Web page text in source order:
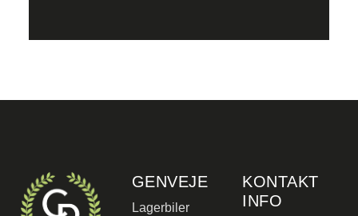
GENVEJE
Lagerbiler
KONTAKT
INFO